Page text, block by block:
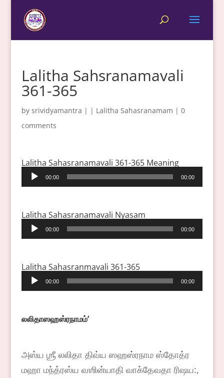
Lalitha Sahsranamavali
361-365
by srividyamantra | | Lalitha Sahasranamam | 0
comments
Lalitha Sahasranamavali 361-365 Meaning
Audio
Player
00:00 00:00
Lalitha Sahasranamavali Nyasam
Audio
Player
00:00 00:00
Lalitha Sahasranmavali 361-365
Audio
Player
00:00 00:00
லலிதாஸஹஸ்ரநாமம்ʼ
அஸ்ய ஶ்ரீ லலிதா திவ்ய ஸஹஸ்ரநாம ஸ்தோத்ர
மஹா மந்த்ரஸ்ய வஶின்யாதி வாக்தேவதா ரிஷய:,